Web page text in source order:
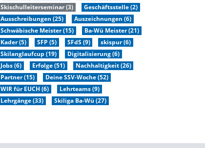
Skischulleiterseminar (3)
Geschäftsstelle (2)
Ausschreibungen (25)
Auszeichnungen (6)
Schwäbische Meister (15)
Ba-Wü Meister (21)
Kader (5)
SFP (5) SFdS (9)
skispur (6)
Skilanglaufcup (19)
Digitalisierung (6)
Jobs (6)
Erfolge (51)
Nachhaltigkeit (26)
Partner (15)
Deine SSV-Woche (52)
WIR für EUCH (6)
Lehrteams (9)
Lehrgänge (33)
Skiliga Ba-Wü (27)